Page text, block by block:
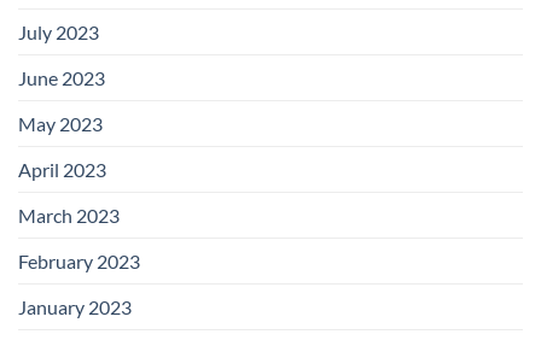
July 2023
June 2023
May 2023
April 2023
March 2023
February 2023
January 2023